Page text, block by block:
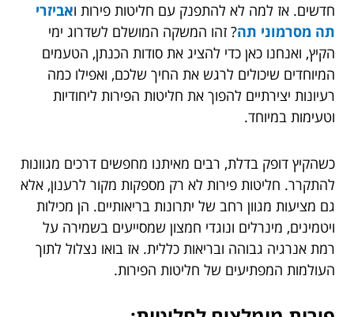
חדשים. אז למה לא להתפנק עם חליטות פירות ואביזרי
תה מסרמוני תה? זהו המשקה המושלם לשדרוג ימי
הקיץ, ואנחנו כאן כדי להציג את סודות הכנתן, הטעמים
המיוחדים שיכולים לרגש את החיך שלכם, ואפילו כמה
רעיונות יצירתיים להפוך את חליטות הפירות ליחודיות
וטעימות במיוחד.
כשהקיץ דופק בדלת, רבים מאיתנו מחפשים דרכים מגוונות
להתקרר. חליטות פירות לא רק מספקות מקור לרענון, אלא
גם מציעות מגוון רחב של יתרונות בריאותיים. הן מכילות
ויטמינים, מינרלים ונוגדי חמצון שמסייעים בשמירה על
רמת אנרגיה גבוהה ובריאות כללית. אז בואו נצלול לתוך
העולמות המפתיעים של חליטות הפירות.